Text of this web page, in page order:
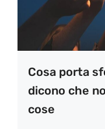
Cosa porta
dicono che
cose